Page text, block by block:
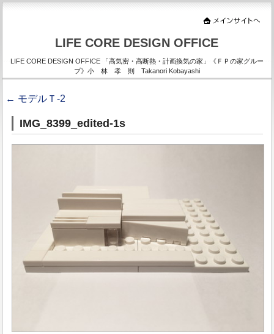
LIFE CORE DESIGN OFFICE
LIFE CORE DESIGN OFFICE 「高気密・高断熱・計画換気の家」《ＦＰの家グルー
プ》小 林 孝 則 Takanori Kobayashi
← モデルＴ-2
IMG_8399_edited-1s